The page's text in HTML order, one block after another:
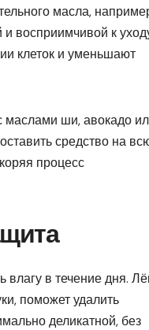
масла,
восприимчивой к
клеток и уменьшают
маслами ши, авокадо
средство на
процесс
влагу в течение дня.
поможет удалить
деликатной, без